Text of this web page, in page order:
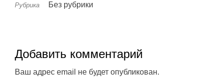
Рубрика Без рубрики
Добавить комментарий
Ваш адрес email не будет опубликован.